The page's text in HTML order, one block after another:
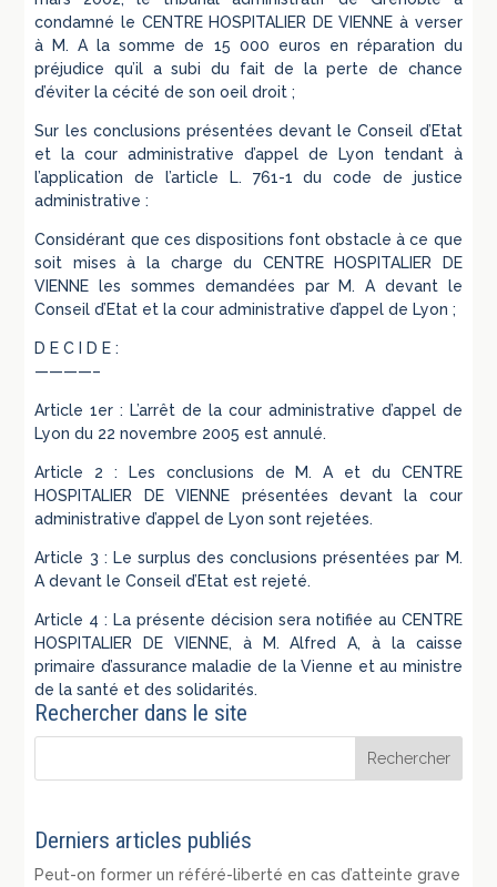
condamné le CENTRE HOSPITALIER DE VIENNE à verser
à M. A la somme de 15 000 euros en réparation du
préjudice qu’il a subi du fait de la perte de chance
d’éviter la cécité de son oeil droit ;
Sur les conclusions présentées devant le Conseil d’Etat
et la cour administrative d’appel de Lyon tendant à
l’application de l’article L. 761-1 du code de justice
administrative :
Considérant que ces dispositions font obstacle à ce que
soit mises à la charge du CENTRE HOSPITALIER DE
VIENNE les sommes demandées par M. A devant le
Conseil d’Etat et la cour administrative d’appel de Lyon ;
D E C I D E :
————–
Article 1er : L’arrêt de la cour administrative d’appel de
Lyon du 22 novembre 2005 est annulé.
Article 2 : Les conclusions de M. A et du CENTRE
HOSPITALIER DE VIENNE présentées devant la cour
administrative d’appel de Lyon sont rejetées.
Article 3 : Le surplus des conclusions présentées par M.
A devant le Conseil d’Etat est rejeté.
Article 4 : La présente décision sera notifiée au CENTRE
HOSPITALIER DE VIENNE, à M. Alfred A, à la caisse
primaire d’assurance maladie de la Vienne et au ministre
de la santé et des solidarités.
Rechercher dans le site
Derniers articles publiés
Peut-on former un référé-liberté en cas d’atteinte grave